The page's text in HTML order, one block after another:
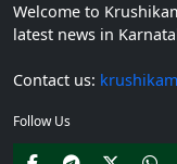
Welcome to
latest news in
Contact us:
Follow Us